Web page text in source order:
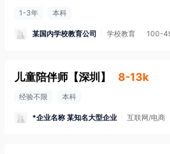
1-3年 本科
某国内学校教育公司 学校教育 100-
儿童陪伴师 【深圳 】 8-13k
经验不限 本科
*企业名称 某知名大型企业 互联网/电商